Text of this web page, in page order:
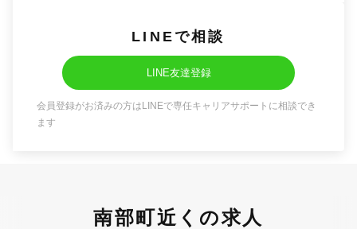
LINEで相談
LINE友達登録
会員登録がお済みの方はLINEで専任キャリアサポートに相談でき
ます
南部町近くの求人